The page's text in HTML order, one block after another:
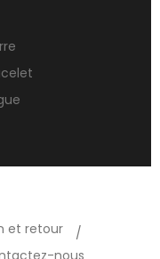
et retour